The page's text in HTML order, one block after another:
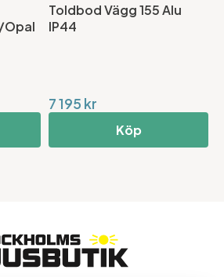
Opal
Toldbod Vägg 155 Alu
IP44
7 195 kr
Köp